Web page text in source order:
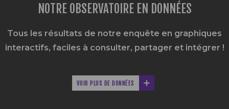
NOTRE OBSERVATOIRE EN DONNÉES
Tous les résultats de notre enquête en graphiques
interactifs, faciles à consulter, partager et intégrer !
VOIR PLUS DE DONNÉES